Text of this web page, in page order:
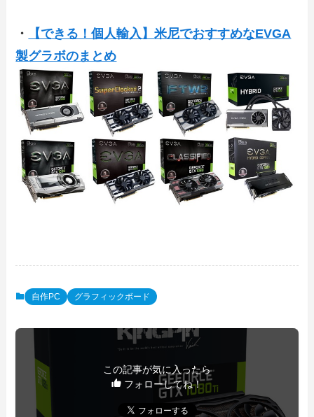
・
【できる！個人輸入】米尼でおすすめなEVGA
製グラボのまとめ
自作PC グラフィックボード
この記事が気に入ったら
フォローしてね！